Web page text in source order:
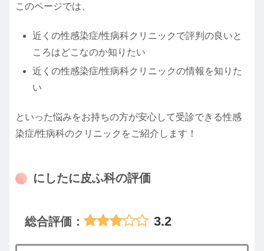
このページでは、
近くの性感染症/性病科クリニックで評判の良いと
ころはどこなのか知りたい
近くの性感染症/性病科クリニックの情報を知りた
い
といった悩みをお持ちの方が安心して受診できる性感
染症/性病科のクリニックをご紹介します！
にしたに皮ふ科の評価
総合評価： 3.2